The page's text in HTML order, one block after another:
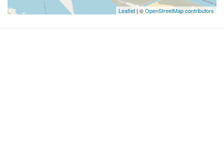
Leaflet | ©OpenStreetMap contributors